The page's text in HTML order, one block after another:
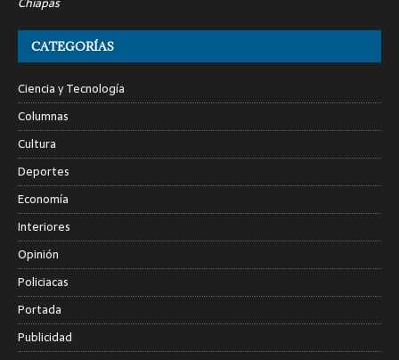
CATEGORÍAS
Ciencia y Tecnología
Columnas
Cultura
Deportes
Economía
Interiores
Opinión
Policiacas
Portada
Publicidad